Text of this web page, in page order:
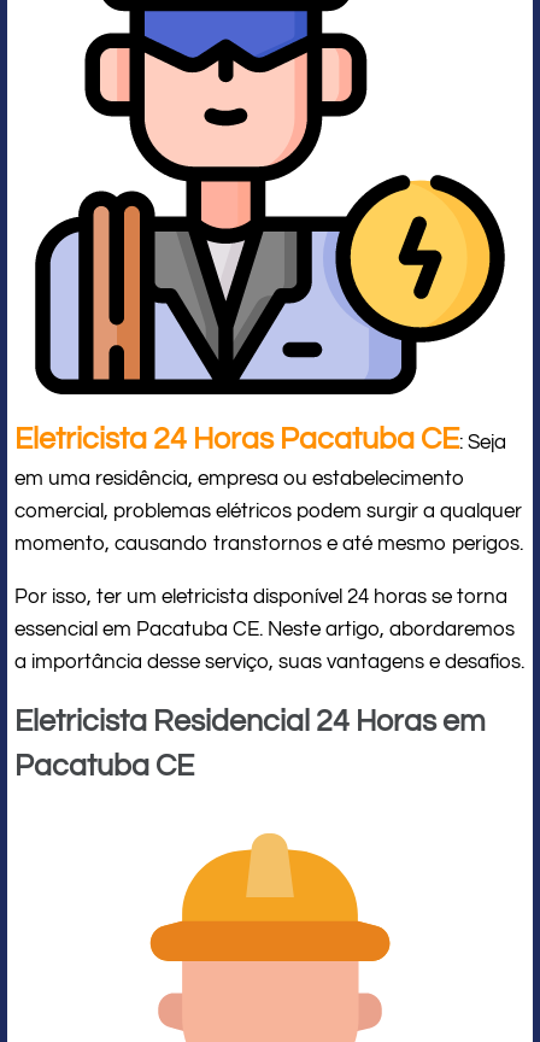
Eletricista 24 Horas Pacatuba CE: Seja
em uma residência, empresa ou estabelecimento
comercial, problemas elétricos podem surgir a qualquer
momento, causando transtornos e até mesmo perigos.
Por isso, ter um eletricista disponível 24 horas se torna
essencial em Pacatuba CE. Neste artigo, abordaremos
a importância desse serviço, suas vantagens e desafios.
Eletricista Residencial 24 Horas em
Pacatuba CE